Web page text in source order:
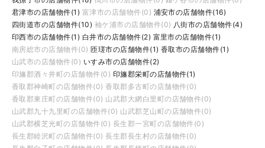
君津市の店舗物件(1) 富津市の店舗物件(0) 浦安市の店舗物件(16)
四街道市の店舗物件(10) 袖ケ浦市の店舗物件(0) 八街市の店舗物件(4)
印西市の店舗物件(1) 白井市の店舗物件(2) 富里市の店舗物件(1)
南房総市の店舗物件(0) 匝瑳市の店舗物件(1) 香取市の店舗物件(1)
山武市の店舗物件(0) いすみ市の店舗物件(2)
印旛郡酒々井町の店舗物件(0) 印旛郡栄町の店舗物件(1)
香取郡神崎町の店舗物件(0) 香取郡多古町の店舗物件(0)
香取郡東庄町の店舗物件(0) 山武郡大網白里町の店舗物件(0)
山武郡九十九里町の店舗物件(0) 山武郡芝山町の店舗物件(0)
山武郡横芝光町の店舗物件(0) 長生郡一宮町の店舗物件(0)
長生郡睦沢町の店舗物件(0) 長生郡長生村の店舗物件(0)